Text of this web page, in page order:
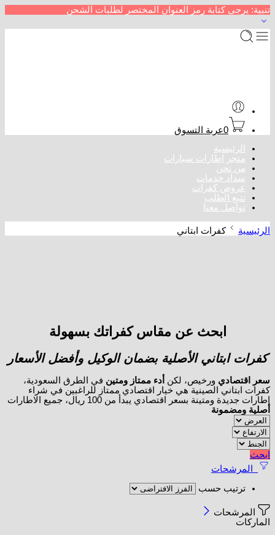
تنبية: يرجى كتابة رمز العنوان المختصر لطلبات الشحن
0عربة التسوق
الرئيسية
متجر إطارات سيارات
من نحن
سداد خدمات
عروض كفرات
تتبع الطلب
تواصل معنا
الرئيسية كفرات ابتاني
ابحث عن مقاس كفراتك بسهولة
كفرات ابتاني الأصلية بضمان الوكيل وأفضل الأسعار
سعر اقتصادي ورخيص، لكن أدء ممتاز ومتين في الطرق السعودية،
كفرات ابتاني الصينية هي خيار اقتصادي ممتاز للراغبين في شراء
اطارات جديدة ومتينة بسعر اقتصادي يبدأ من 100 ريال، جميع الاطارات
أصلية ومضمونة
ابحث
المرشحات
ترتيب حسب
المرشحات
الماركات